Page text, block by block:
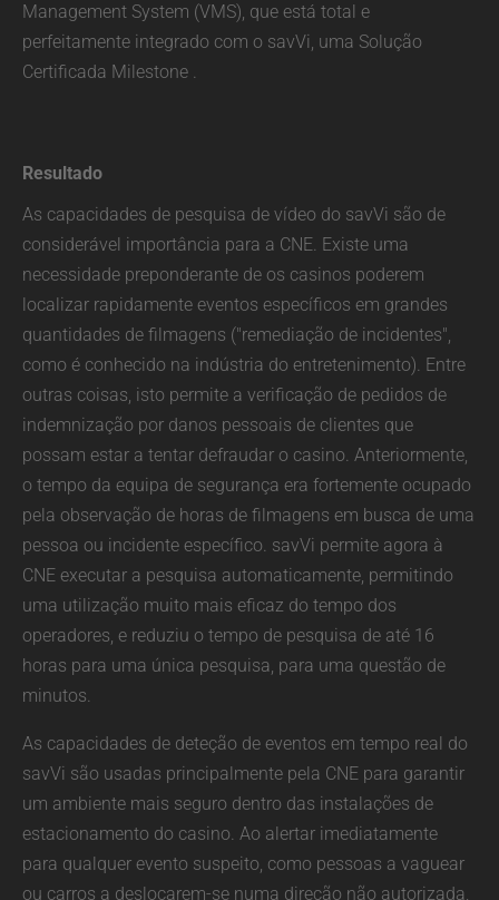
Management System (VMS), que está total e
perfeitamente integrado com o savVi, uma Solução
Certificada Milestone .
Resultado
As capacidades de pesquisa de vídeo do savVi são de
considerável importância para a CNE. Existe uma
necessidade preponderante de os casinos poderem
localizar rapidamente eventos específicos em grandes
quantidades de filmagens ("remediação de incidentes",
como é conhecido na indústria do entretenimento). Entre
outras coisas, isto permite a verificação de pedidos de
indemnização por danos pessoais de clientes que
possam estar a tentar defraudar o casino. Anteriormente,
o tempo da equipa de segurança era fortemente ocupado
pela observação de horas de filmagens em busca de uma
pessoa ou incidente específico. savVi permite agora à
CNE executar a pesquisa automaticamente, permitindo
uma utilização muito mais eficaz do tempo dos
operadores, e reduziu o tempo de pesquisa de até 16
horas para uma única pesquisa, para uma questão de
minutos.
As capacidades de deteção de eventos em tempo real do
savVi são usadas principalmente pela CNE para garantir
um ambiente mais seguro dentro das instalações de
estacionamento do casino. Ao alertar imediatamente
para qualquer evento suspeito, como pessoas a vaguear
ou carros a deslocarem-se numa direção não autorizada,